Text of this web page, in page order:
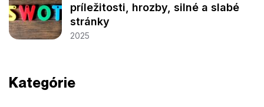
príležitosti, hrozby, silné a slabé
stránky
2025
Kategórie